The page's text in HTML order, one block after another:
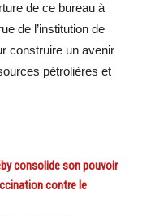
de ce bureau à
de l’institution de
construire un avenir
pétrolières et
consolide son pouvoir
contre le